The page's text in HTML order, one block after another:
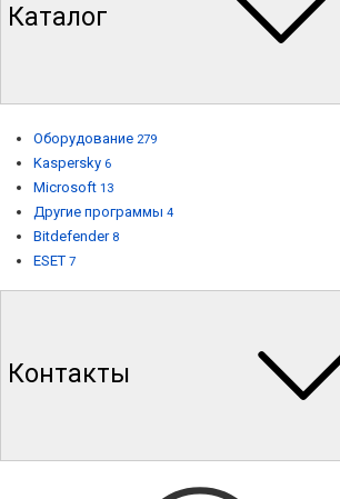
Каталог
Оборудование 279
Kaspersky 6
Microsoft 13
Другие программы 4
Bitdefender 8
ESET 7
Контакты